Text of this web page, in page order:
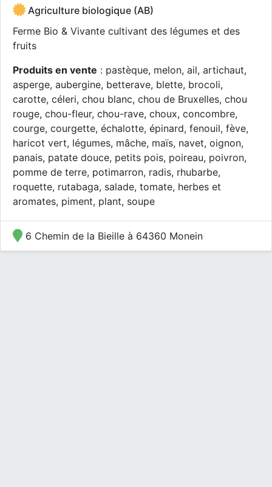
Agriculture biologique (AB)
Ferme Bio & Vivante cultivant des légumes et des
fruits
Produits en vente : pastèque, melon, ail, artichaut,
asperge, aubergine, betterave, blette, brocoli,
carotte, céleri, chou blanc, chou de Bruxelles, chou
rouge, chou-fleur, chou-rave, choux, concombre,
courge, courgette, échalotte, épinard, fenouil, fève,
haricot vert, légumes, mâche, maïs, navet, oignon,
panais, patate douce, petits pois, poireau, poivron,
pomme de terre, potimarron, radis, rhubarbe,
roquette, rutabaga, salade, tomate, herbes et
aromates, piment, plant, soupe
6 Chemin de la Bieille à 64360 Monein